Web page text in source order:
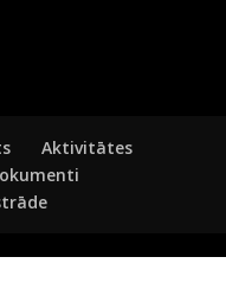
Aktivitātes